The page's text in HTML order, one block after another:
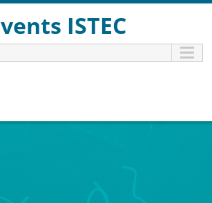
Events ISTEC